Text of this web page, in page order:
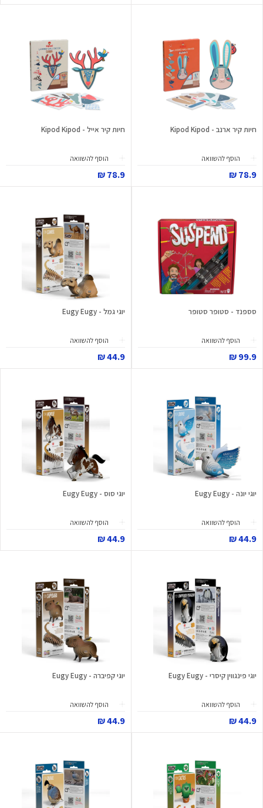
חיות קיר ארנב - Kipod Kipod
הוסף להשוואה
78.9 ₪
חיות קיר אייל - Kipod Kipod
הוסף להשוואה
78.9 ₪
סספנד - סטופר סטופר
הוסף להשוואה
99.9 ₪
יוגי גמל - Eugy Eugy
הוסף להשוואה
44.9 ₪
יוגי יונה - Eugy Eugy
הוסף להשוואה
44.9 ₪
יוגי סוס - Eugy Eugy
הוסף להשוואה
44.9 ₪
יוגי פינגווין קיסרי - Eugy Eugy
הוסף להשוואה
44.9 ₪
יוגי קפיברה - Eugy Eugy
הוסף להשוואה
44.9 ₪